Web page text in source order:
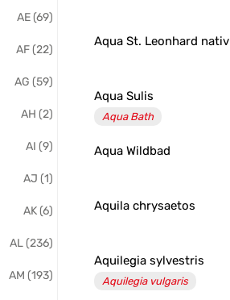
AE (69)
AF (22)
AG (59)
AH (2)
AI (9)
AJ (1)
AK (6)
AL (236)
AM (193)
Aqua St. Leonhard nativ
Aqua Sulis
Aqua Bath
Aqua Wildbad
Aquila chrysaetos
Aquilegia sylvestris
Aquilegia vulgaris